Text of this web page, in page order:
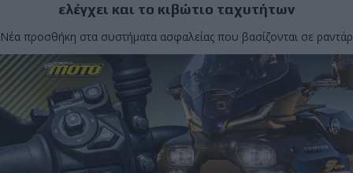
ελέγχει και το κιβώτιο ταχυτήτων
Νέα προσθήκη στα συστήματα ασφαλείας που βασίζονται σε ραντάρ